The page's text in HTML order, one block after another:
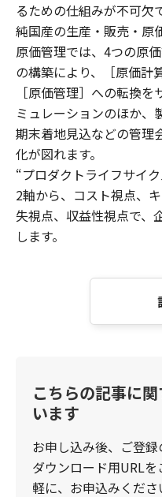
るための仕組みが不可欠
純国産の生産・販売・原
原価管理では、4つの原
の構築により、［原価計
［原価管理］への転換
ミュレーションのほか、
期末着地見込などの管理
化が図れます。
“プロダクトライフサイ
2軸から、コスト視点、
失視点、収益性視点で、
します。
こちらの記事に
います
お申し込み後、ご登
ダウンロード用URL
軽に、お申込みくださ